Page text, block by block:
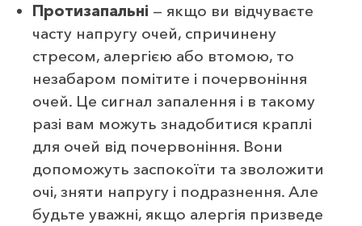
Протизапальні — якщо ви відчуваєте
часту напругу очей, спричинену
стресом, алергією або втомою, то
незабаром помітите і почервоніння
очей. Це сигнал запалення і в такому
разі вам можуть знадобитися краплі
для очей від почервоніння. Вони
допоможуть заспокоїти та зволожити
очі, зняти напругу і подразнення. Але
будьте уважні, якщо алергія призведе